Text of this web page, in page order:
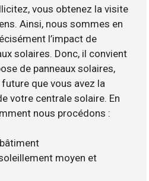
vous obtenez la visite
Ainsi, nous sommes en
l’impact de
solaires. Donc, il convient
de panneaux solaires,
que vous avez la
votre centrale solaire. En
nous procédons :
moyen et